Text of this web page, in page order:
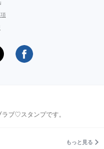
ブ♡スタンプです。
もっと見る